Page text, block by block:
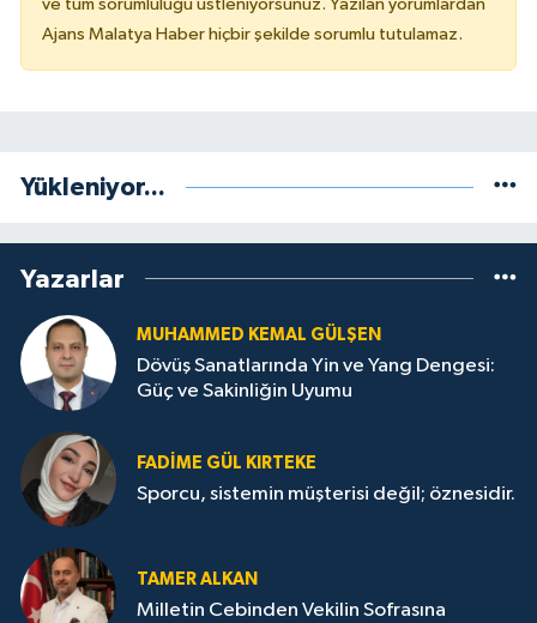
ve tüm sorumluluğu üstleniyorsunuz. Yazılan yorumlardan
Ajans Malatya Haber hiçbir şekilde sorumlu tutulamaz.
Yükleniyor...
Yazarlar
MUHAMMED KEMAL GÜLŞEN
Dövüş Sanatlarında Yin ve Yang Dengesi:
Güç ve Sakinliğin Uyumu
FADIME GÜL KIRTEKE
Sporcu, sistemin müşterisi değil; öznesidir.
TAMER ALKAN
Milletin Cebinden Vekilin Sofrasına